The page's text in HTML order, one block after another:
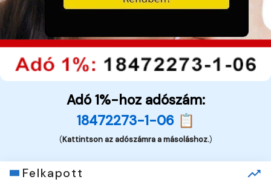
Adó 1%-hoz adószám:
18472273-1-06 📋
(Kattintson az adószámra a másoláshoz.)
Felkapott